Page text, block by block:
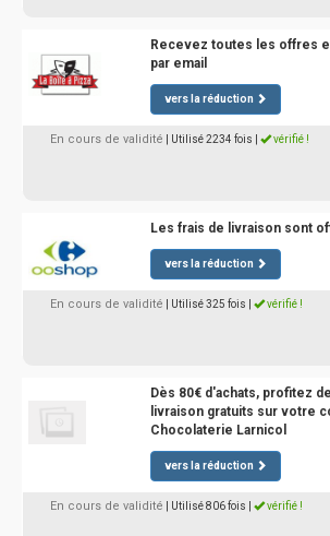
Recevez toutes les offres
par email
vers la réduction
En cours de validité | Utilisé 2234 fois vérifié !
Les frais de livraison sont
vers la réduction
En cours de validité | Utilisé 325 fois vérifié !
Dès 80€ d'achats, profitez
livraison gratuits sur votre
Chocolaterie Larnicol
vers la réduction
En cours de validité | Utilisé 806 fois vérifié !